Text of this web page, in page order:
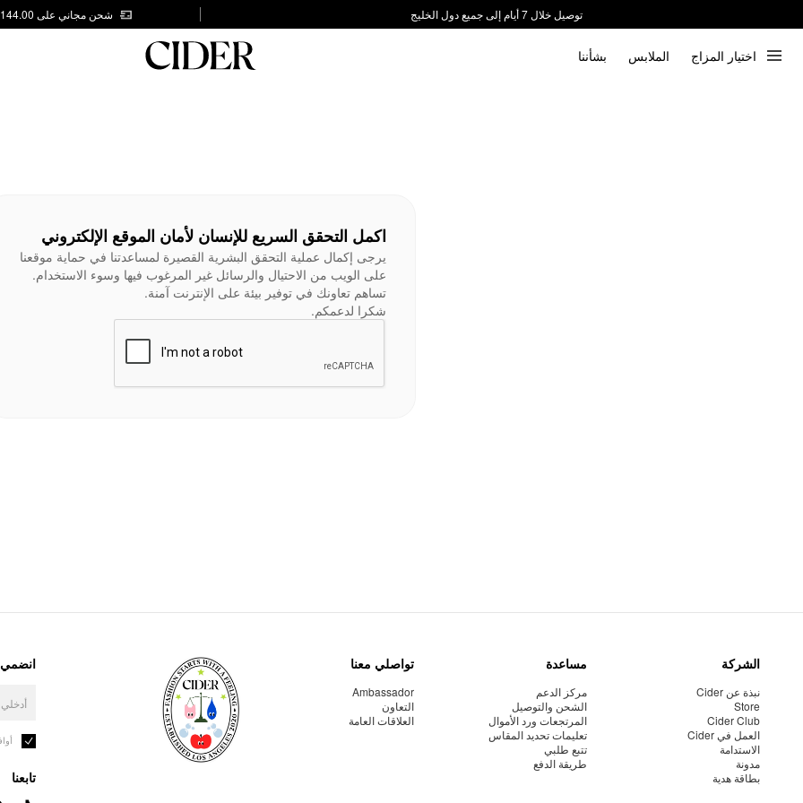
توصيل خلال 7 أيام إلى جميع دول الخليج
شحن مجاني على AED 144.00
اختيار المزاج الملابس بشأننا
اكمل التحقق السريع للإنسان لأمان الموقع الإلكتروني
يرجى إكمال عملية التحقق البشرية القصيرة لمساعدتنا في حماية موقعنا
على الويب من الاحتيال والرسائل غير المرغوب فيها وسوء الاستخدام.
تساهم تعاونك في توفير بيئة على الإنترنت آمنة.
شكرا لدعمكم.
الشركة
نبذة عن Cider
Store
Cider Club
العمل في Cider
الاستدامة
مدونة
بطاقة هدية
مساعدة
مركز الدعم
الشحن والتوصيل
المرتجعات ورد الأموال
تعليمات تحديد المقاس
تتبع طلبي
طريقة الدفع
تواصلي معنا
Ambassador
التعاون
العلاقات العامة
انضمي
تابعنا